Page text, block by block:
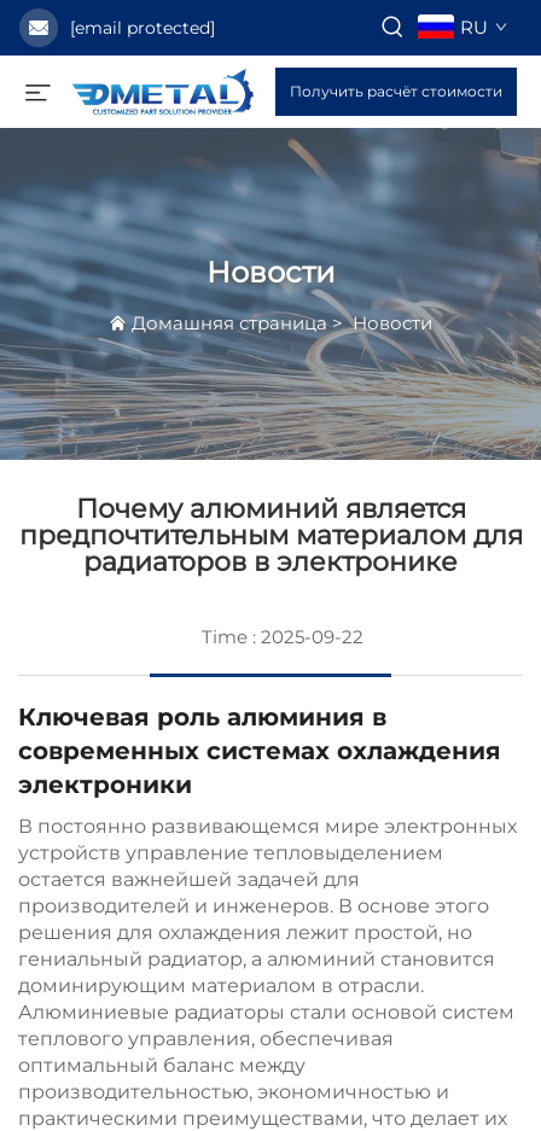
[email protected] RU
Получить расчёт стоимости
Новости
Домашняя страница>Новости
Почему алюминий является
предпочтительным материалом для
радиаторов в электронике
Time : 2025-09-22
Ключевая роль алюминия в
современных системах охлаждения
электроники
В постоянно развивающемся мире электронных
устройств управление тепловыделением
остается важнейшей задачей для
производителей и инженеров. В основе этого
решения для охлаждения лежит простой, но
гениальный радиатор, а алюминий становится
доминирующим материалом в отрасли.
Алюминиевые радиаторы стали основой систем
теплового управления, обеспечивая
оптимальный баланс между
производительностью, экономичностью и
практическими преимуществами, что делает их